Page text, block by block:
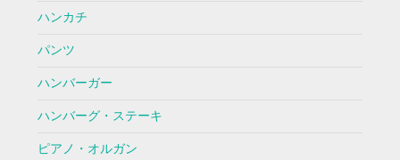
ハンカチ
パンツ
ハンバーガー
ハンバーグ・ステーキ
ピアノ・オルガン